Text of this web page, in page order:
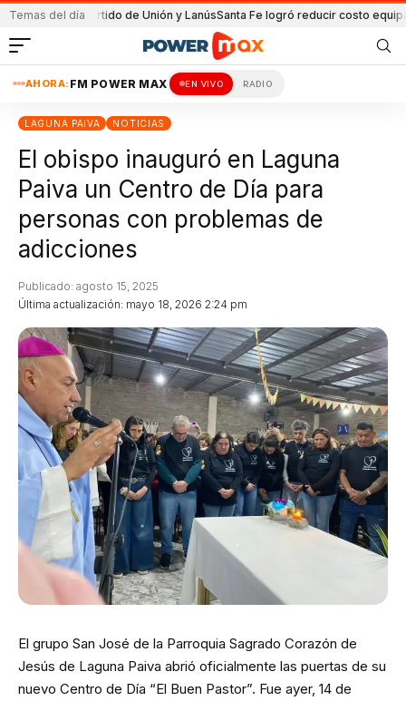
Temas del día
en el partido de Unión y LanúsSanta Fe logró reducir costo equipamiento
AHORA: FM POWER MAX EN VIVO RADIO
LAGUNA PAIVA NOTICIAS
El obispo inauguró en Laguna
Paiva un Centro de Día para
personas con problemas de
adicciones
Última actualización: mayo 18, 2026 2:24 pm
Publicado: agosto 15, 2025
El grupo San José de la Parroquia Sagrado Corazón de
Jesús de Laguna Paiva abrió oficialmente las puertas de su
nuevo Centro de Día “El Buen Pastor”. Fue ayer, 14 de